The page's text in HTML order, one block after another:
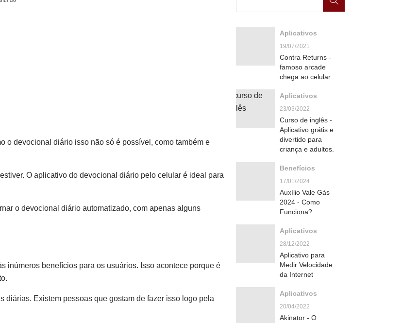
o devocional diário isso não só é possível, como também e
O aplicativo do devocional diário pelo celular é ideal para
o devocional diário automatizado, com apenas alguns
inúmeros benefícios para os usuários. Isso acontece porque é
diárias. Existem pessoas que gostam de fazer isso logo pela
Aplicativos
19/07/2021
Contra Returns -
famoso arcade
chega ao celular
Aplicativos
23/03/2022
Curso de inglês -
Aplicativo grátis e
divertido para
criança e adultos.
Benefícios
17/01/2024
Auxílio Vale Gás
2024 - Como
Funciona?
Aplicativos
28/12/2022
Aplicativo para
Medir Velocidade
da Internet
Aplicativos
20/04/2022
Akinator - O